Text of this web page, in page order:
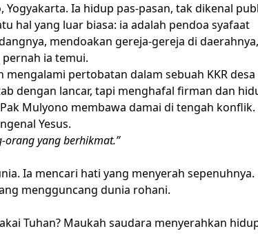
Ia hidup pas-pasan, tak dikenal
hal yang luar biasa: ia adalah pendoa syafaat
mendoakan gereja-gereja di daerahnya,
ia temui.
pertobatan dalam sebuah KKR desa
dengan lancar, tapi menghafal firman dan
Mulyono membawa damai di tengah konflik.
Yesus.
orang yang berhikmat.”
Ia mencari hati yang menyerah sepenuhnya.
mengguncang dunia rohani.
Tuhan? Maukah saudara menyerahkan